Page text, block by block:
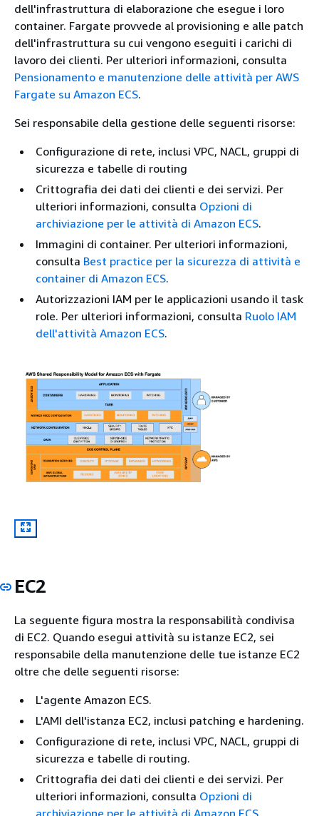
dell'infrastruttura di elaborazione che esegue i loro
container. Fargate provvede al provisioning e alle patch
dell'infrastruttura su cui vengono eseguiti i carichi di
lavoro dei clienti. Per ulteriori informazioni, consulta
Pensionamento e manutenzione delle attività per AWS
Fargate su Amazon ECS.
Sei responsabile della gestione delle seguenti risorse:
Configurazione di rete, inclusi VPC, NACL, gruppi di
sicurezza e tabelle di routing
Crittografia dei dati dei clienti e dei servizi. Per
ulteriori informazioni, consulta Opzioni di
archiviazione per le attività di Amazon ECS.
Immagini di container. Per ulteriori informazioni,
consulta Best practice per la sicurezza di attività e
container di Amazon ECS.
Autorizzazioni IAM per le applicazioni usando il task
role. Per ulteriori informazioni, consulta Ruolo IAM
dell'attività Amazon ECS.
EC2
La seguente figura mostra la responsabilità condivisa
di EC2. Quando esegui attività su istanze EC2, sei
responsabile della manutenzione delle tue istanze EC2
oltre che delle seguenti risorse:
L'agente Amazon ECS.
L'AMI dell'istanza EC2, inclusi patching e hardening.
Configurazione di rete, inclusi VPC, NACL, gruppi di
sicurezza e tabelle di routing.
Crittografia dei dati dei clienti e dei servizi. Per
ulteriori informazioni, consulta Opzioni di
archiviazione per le attività di Amazon ECS